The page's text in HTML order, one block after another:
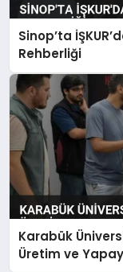
Sinop’ta
Rehberliği
Karabük
Üretim ve